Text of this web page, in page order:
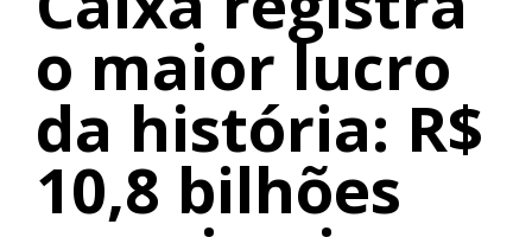
o maior lucro
da história: R$
10,8 bilhões